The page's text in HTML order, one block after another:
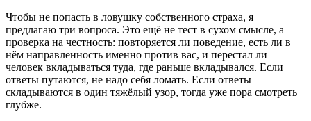
Чтобы не попасть в ловушку собственного страха, я
предлагаю три вопроса. Это ещё не тест в сухом смысле, а
проверка на честность: повторяется ли поведение, есть ли в
нём направленность именно против вас, и перестал ли
человек вкладываться туда, где раньше вкладывался. Если
ответы путаются, не надо себя ломать. Если ответы
складываются в один тяжёлый узор, тогда уже пора смотреть
глубже.